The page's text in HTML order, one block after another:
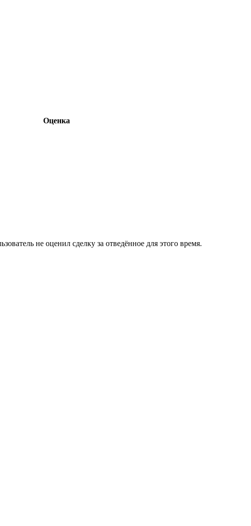
Оценка
не оценил сделку за отведённое для этого время.